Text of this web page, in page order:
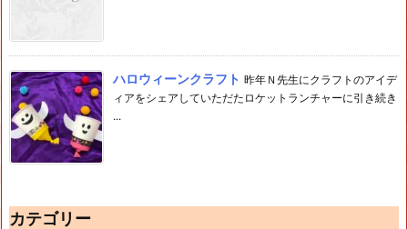
ハロウィーンクラフト 昨年Ｎ先生にクラフトのアイデ
ィアをシェアしていただたロケットランチャーに引き続き
...
カテゴリー